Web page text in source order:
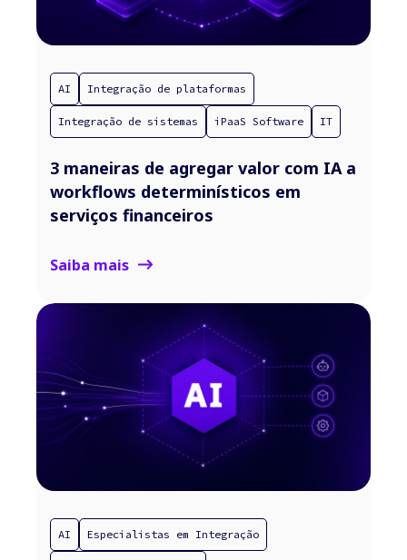
AI Integração de plataformas
Integração de sistemas iPaaS Software IT
3 maneiras de agregar valor com IA a
workflows determinísticos em
serviços financeiros
Saiba mais
AI Especialistas em Integração